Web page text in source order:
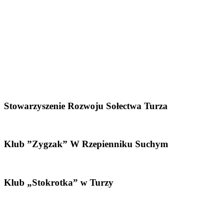
Stowarzyszenie Rozwoju Sołectwa Turza
Klub ”Zygzak” W Rzepienniku Suchym
Klub „Stokrotka” w Turzy